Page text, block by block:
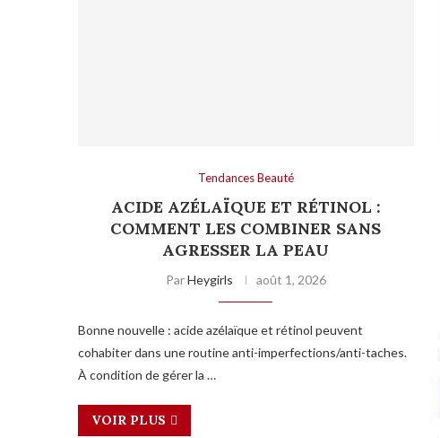
Tendances Beauté
ACIDE AZÉLAÏQUE ET RÉTINOL :
COMMENT LES COMBINER SANS
AGRESSER LA PEAU
ParHeygirls août 1, 2026
Bonne nouvelle : acide azélaïque et rétinol peuvent
cohabiter dans une routine anti-imperfections/anti-taches.
À condition de gérer la …
VOIR PLUS